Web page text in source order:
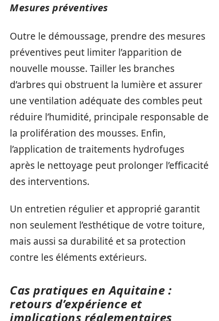
Mesures préventives
Outre le démoussage, prendre des mesures
préventives peut limiter l’apparition de
nouvelle mousse. Tailler les branches
d’arbres qui obstruent la lumière et assurer
une ventilation adéquate des combles peut
réduire l’humidité, principale responsable de
la prolifération des mousses. Enfin,
l’application de traitements hydrofuges
après le nettoyage peut prolonger l’efficacité
des interventions.
Un entretien régulier et approprié garantit
non seulement l’esthétique de votre toiture,
mais aussi sa durabilité et sa protection
contre les éléments extérieurs.
Cas pratiques en Aquitaine :
retours d’expérience et
implications réglementaires